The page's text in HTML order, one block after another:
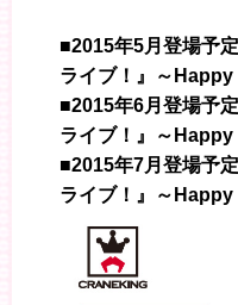
■2015年5月登場予
ライブ！』～Happy
■2015年6月登場予
ライブ！』～Happy
■2015年7月登場予
ライブ！』～Happy